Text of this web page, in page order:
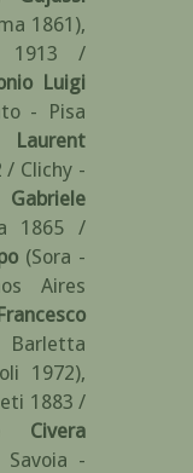
1861),
1913 /
Luigi
- Pisa
/ Clichy -
Gabriele
1865 /
(Sora -
Aires
1972),
1883 /
Civera
-